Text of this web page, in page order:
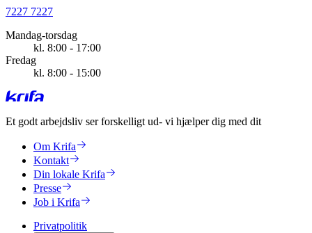
7227 7227
Mandag-torsdag
kl. 8:00 - 17:00
Fredag
kl. 8:00 - 15:00
Et godt arbejdsliv ser forskelligt ud- vi hjælper dig med dit
Om Krifa
Kontakt
Din lokale Krifa
Presse
Job i Krifa
Privatpolitik